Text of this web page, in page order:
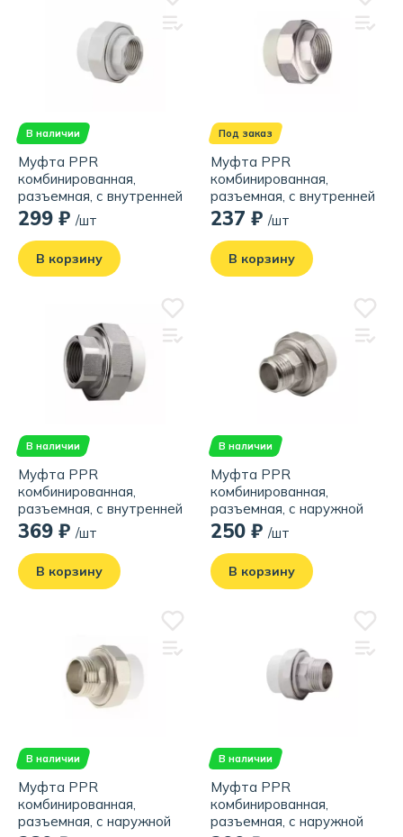
В наличии
Муфта PPR
комбинированная,
разъемная, с внутренней
резьбой 25х3/4", белая
299 ₽ /шт
В корзину
Под заказ
Муфта PPR
комбинированная,
разъемная, с внутренней
резьбой 25х3/4", серая
237 ₽ /шт
В корзину
В наличии
Муфта PPR
комбинированная,
разъемная, с внутренней
резьбой 32х1", белая
369 ₽ /шт
В корзину
В наличии
Муфта PPR
комбинированная,
разъемная, с наружной
резьбой 20х1/2", белая
250 ₽ /шт
В корзину
В наличии
Муфта PPR
комбинированная,
разъемная, с наружной
В наличии
Муфта PPR
комбинированная,
разъемная, с наружной